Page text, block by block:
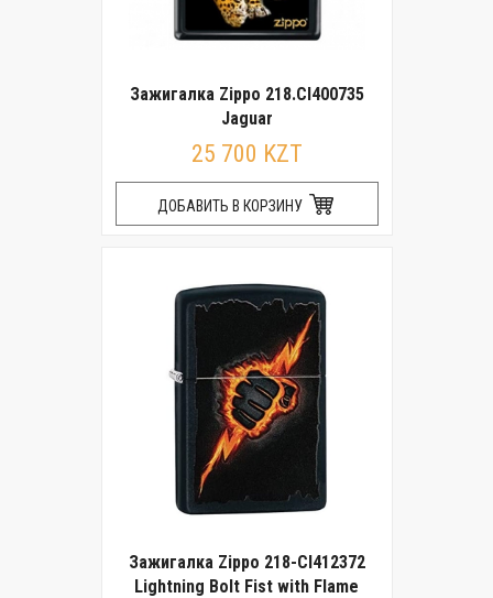
Зажигалка Zippo 218.CI400735
Jaguar
25 700 KZT
ДОБАВИТЬ В КОРЗИНУ
Зажигалка Zippo 218-CI412372
Lightning Bolt Fist with Flame